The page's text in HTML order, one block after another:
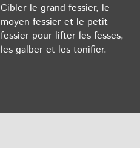
Cibler le grand fessier, le
moyen fessier et le petit
fessier pour lifter les fesses,
les galber et les tonifier.